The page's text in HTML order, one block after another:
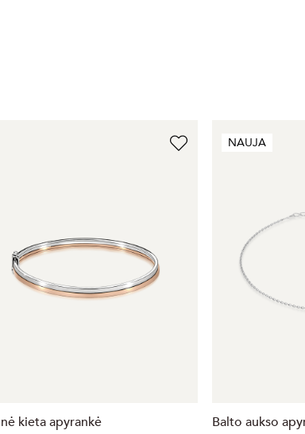
kieta apyrankė
NAUJA
Balto aukso